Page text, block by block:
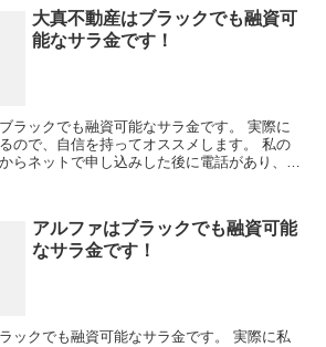
大真不動産はブラックでも融資可
能なサラ金です！
ラックでも融資可能なサラ金です。 実際に
ので、自信を持ってオススメします。 私の
らネットで申し込みした後に電話があり、詳
アルファはブラックでも融資可能
なサラ金です！
ックでも融資可能なサラ金です。 実際に私